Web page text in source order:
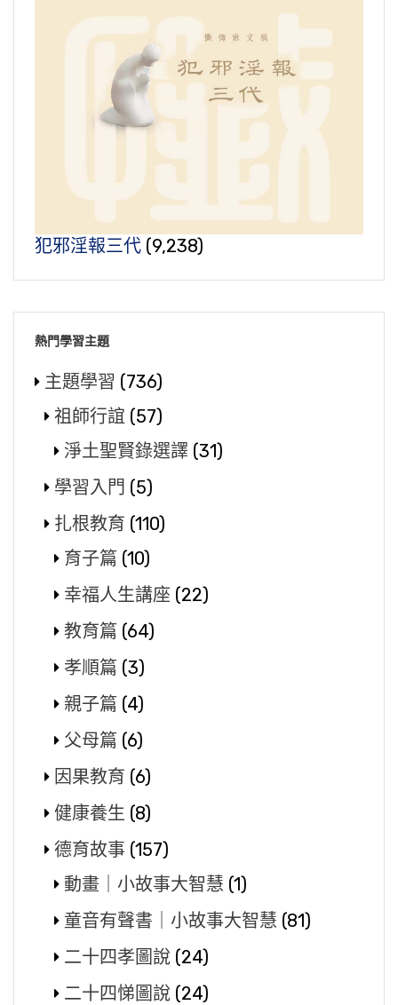
犯邪淫報三代 (9,238)
熱門學習主題
主題學習 (736)
祖師行誼 (57)
淨土聖賢錄選譯 (31)
學習入門 (5)
扎根教育 (110)
育子篇 (10)
幸福人生講座 (22)
教育篇 (64)
孝順篇 (3)
親子篇 (4)
父母篇 (6)
因果教育 (6)
健康養生 (8)
德育故事 (157)
動畫｜小故事大智慧 (1)
童音有聲書｜小故事大智慧 (81)
二十四孝圖說 (24)
二十四悌圖說 (24)